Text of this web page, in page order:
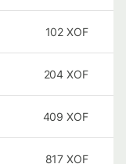
102 XOF
204 XOF
409 XOF
817 XOF